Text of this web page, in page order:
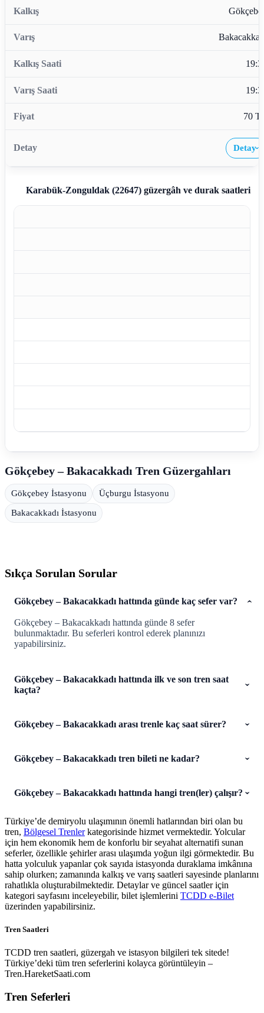
70
Detay›
Karabük-Zonguldak (22647)güzergâh ve durak saatleri
Gökçebey – Bakacakkadı Tren Güzergahları
Gökçebey İstasyonu Üçburgu İstasyonu
Bakacakkadı İstasyonu
Sıkça Sorulan Sorular
Gökçebey – Bakacakkadı hattında günde kaç sefer var?
Gökçebey – Bakacakkadı hattında günde 8 sefer
bulunmaktadır. Bu seferleri kontrol ederek planınızı
yapabilirsiniz.
Gökçebey – Bakacakkadı hattında ilk ve son tren saat
kaçta?
Gökçebey – Bakacakkadı arası trenle kaç saat sürer?
Gökçebey – Bakacakkadı tren bileti ne kadar?
Gökçebey – Bakacakkadı hattında hangi tren(ler) çalışır?
Türkiye’de demiryolu ulaşımının önemli hatlarından biri olan bu
tren, Bölgesel Trenlerkategorisinde hizmet vermektedir. Yolcular
için hem ekonomik hem de konforlu bir seyahat alternatifi sunan
seferler, özellikle şehirler arası ulaşımda yoğun ilgi görmektedir. Bu
hatta yolculuk yapanlar çok sayıda istasyonda duraklama imkânına
sahip olurken; zamanında kalkış ve varış saatleri sayesinde planlarını
rahatlıkla oluşturabilmektedir. Detaylar ve güncel saatler için
kategori sayfasını inceleyebilir, bilet işlemlerini TCDD e-Bilet
üzerinden yapabilirsiniz.
Tren Saatleri
TCDD tren saatleri, güzergah ve istasyon bilgileri tek sitede!
Türkiye’deki tüm tren seferlerini kolayca görüntüleyin –
Tren.HareketSaati.com
Tren Seferleri